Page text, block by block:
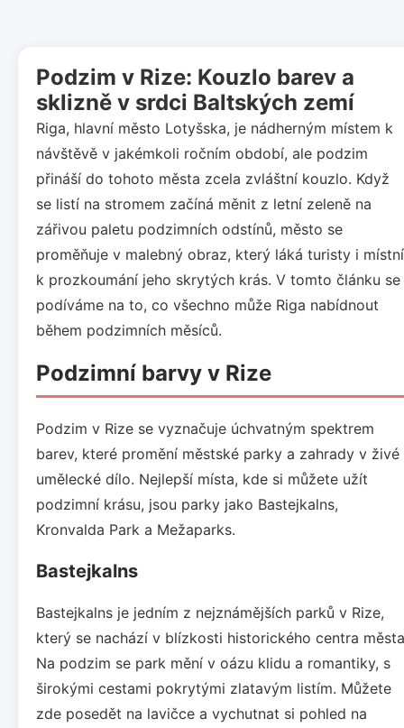
Podzim v Rize: Kouzlo barev a
sklizně v srdci Baltských zemí
Riga, hlavní město Lotyšska, je nádherným místem k
návštěvě v jakémkoli ročním období, ale podzim
přináší do tohoto města zcela zvláštní kouzlo. Když
se listí na stromem začíná měnit z letní zeleně na
zářivou paletu podzimních odstínů, město se
proměňuje v malebný obraz, který láká turisty i místní
k prozkoumání jeho skrytých krás. V tomto článku se
podíváme na to, co všechno může Riga nabídnout
během podzimních měsíců.
Podzimní barvy v Rize
Podzim v Rize se vyznačuje úchvatným spektrem
barev, které promění městské parky a zahrady v živé
umělecké dílo. Nejlepší místa, kde si můžete užít
podzimní krásu, jsou parky jako Bastejkalns,
Kronvalda Park a Mežaparks.
Bastejkalns
Bastejkalns je jedním z nejznámějších parků v Rize,
který se nachází v blízkosti historického centra
Na podzim se park mění v oázu klidu a romantiky, s
širokými cestami pokrytými zlatavým listím. Můžete
zde posedět na lavičce a vychutnat si pohled na